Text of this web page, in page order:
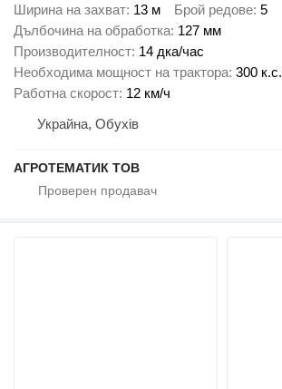
Ширина на захват 13 м Брой редове 5
Дълбочина на обработка 127 мм
Производителност 14 дка/час
Необходима мощност на трактора 300 к.с.
Работна скорост 12 км/ч
Украйна, Обухів
АГРОТЕМАТИК ТОВ